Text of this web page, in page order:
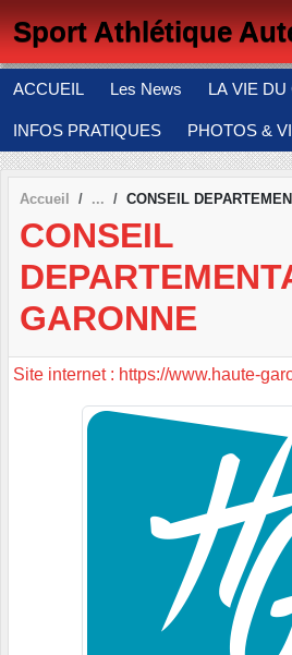
Sport Athlétique
ACCUEIL Les News LA VIE DU
INFOS PRATIQUES PHOTOS &
Accueil CONSEIL
CONSEIL
GARONNE
Site internet : https://www.haute-